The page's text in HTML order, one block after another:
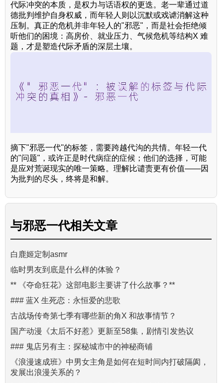
代际冲突的本质，是权力与话语权的更迭。老一辈通过道
德批判维护自身权威，而年轻人则以沉默或戏谑消解这种
压制。真正的危机并非年轻人的"邪恶"，而是社会拒绝倾
听他们的困境：高房价、就业压力、气候危机等结构X 难
题，才是塑造代际矛盾的深层土壤。
摘下"邪恶一代"的标签，需要跨越代沟的共情。年轻一代
的"问题"，或许正是时代病症的症候；他们的选择，可能
是应对荒诞现实的唯一策略。理解比谴责更有价值——因
为批判的尽头，终将是和解。
与邪恶一代相关文章
白鹿姬定制asmr
临时男友到底是什么样的体验？
** 《夺命狂花》这部电影主要讲了什么故事？**
### 蓝X 生死恋：永恒爱的悲歌
古战场传奇第七季有哪些新的角X 和故事情节？
国产动漫《太后不好惹》更新至58集，剧情引发热议
### 鬼店另有主：探秘城市中的神秘商铺
《浪漫速成班》中男女主角是如何在短时间内打破隔阂，
发展出浪漫关系的？